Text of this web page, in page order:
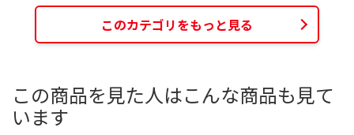
このカテゴリをもっと見る
この商品を見た人はこんな商品も見て
います